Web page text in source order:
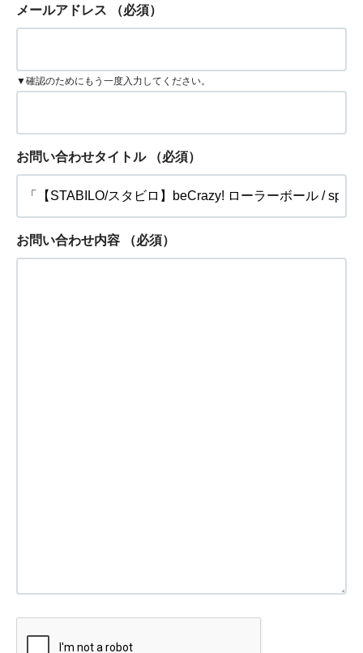
メールアドレス （必須）
▼確認のためにもう一度入力してください。
お問い合わせタイトル （必須）
お問い合わせ内容 （必須）